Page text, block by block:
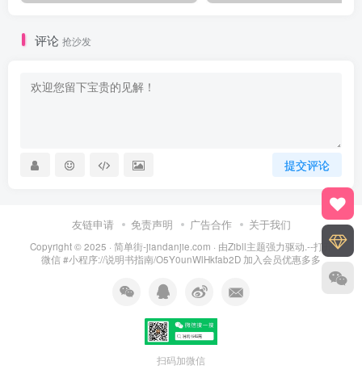
评论 抢沙发
提交评论
友链申请 免责声明 广告合作 关于我们
Copyright © 2025 · 简单街-jiandanjie.com · 由Zibll主题强力驱动.--打开
微信 #小程序://说明书指南/O5Y0unWlHkfab2D 加入会员优惠多多
扫码加微信